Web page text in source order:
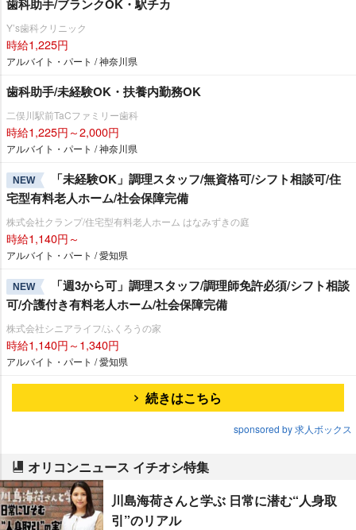
歯科助手/ブランクOK・駅チカ
Y’s歯科クリニック
時給1,225円
アルバイト・パート / 神奈川県
歯科助手/未経験OK・扶養内勤務OK
二俣川駅前TaCファミリー歯科
時給1,225円～2,000円
アルバイト・パート / 神奈川県
NEW
「未経験OK」調理スタッフ/無資格可/シフト相談可/住
宅型有料老人ホーム/社会保障完備
株式会社クランプ/住宅型有料老人ホーム はなみずきの庭
時給1,140円～
アルバイト・パート / 愛知県
NEW
「週3から可」調理スタッフ/調理師免許必須/シフト相談
可/介護付き有料老人ホーム/社会保障完備
株式会社シニアライフ/ふくろうの家
時給1,140円～1,340円
アルバイト・パート / 愛知県
続きはこちら
sponsored by 求人ボックス
オリコンニュース イチオシ特集
川島海荷さんと学ぶ 日常に潜む“人身取
引”のリアル